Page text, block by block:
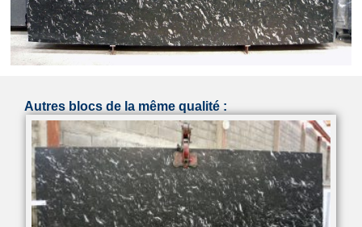
Autres blocs de la même qualité :